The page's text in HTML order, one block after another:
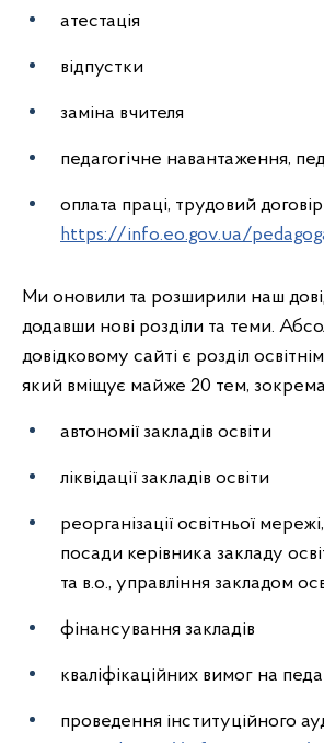
атестація
відпустки
заміна вчителя
педагогічне навантаження,
оплата праці, трудовий
https://info.eo.gov.ua/
Ми оновили та розширили наш
додавши нові розділи та теми.
довідковому сайті є розділ
який вміщує майже 20 тем,
автономії закладів освіти
ліквідації закладів освіти
реорганізації освітньої
посади керівника закладу
та в.о., управління закладом
фінансування закладів
кваліфікаційних вимог на
проведення інституційного